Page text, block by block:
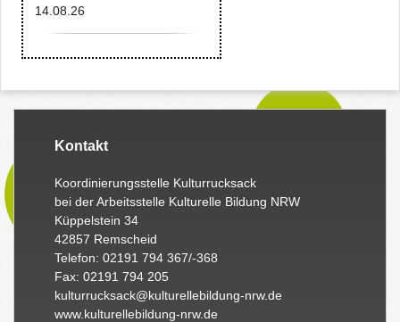
14.08.26
Kontakt
Koordinierungsstelle Kulturrucksack
bei der Arbeitsstelle Kulturelle Bildung NRW
Küppelstein 34
42857 Remscheid
Telefon: 02191 794 367/-368
Fax: 02191 794 205
kulturrucksack@kulturellebildung-nrw.de
www.kulturellebildung-nrw.de